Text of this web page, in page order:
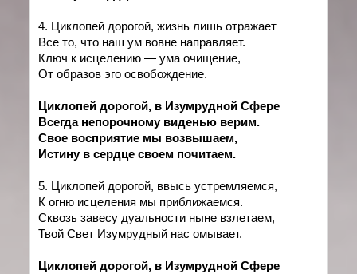
4. Циклопей дорогой, жизнь лишь отражает
Все то, что наш ум вовне направляет.
Ключ к исцелению — ума очищение,
От образов эго освобождение.
Циклопей дорогой, в Изумрудной Сфере
Всегда непорочному виденью верим.
Свое восприятие мы возвышаем,
Истину в сердце своем почитаем.
5. Циклопей дорогой, ввысь устремляемся,
К огню исцеления мы приближаемся.
Сквозь завесу дуальности ныне взлетаем,
Твой Свет Изумрудный нас омывает.
Циклопей дорогой, в Изумрудной Сфере